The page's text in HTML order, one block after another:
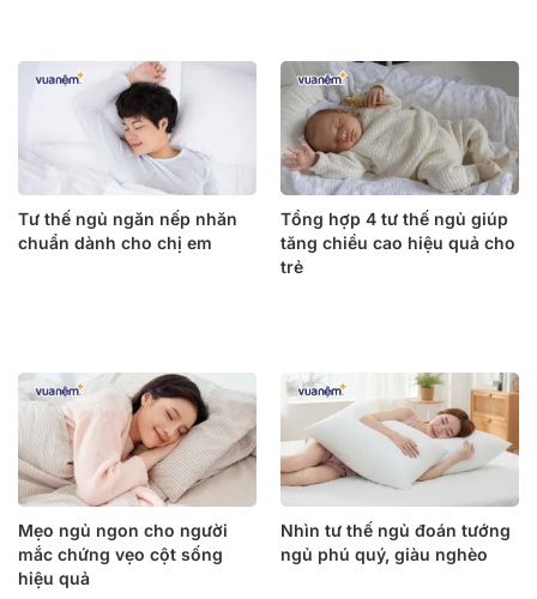
Tư thế ngủ ngăn nếp nhăn
chuẩn dành cho chị em
Tổng hợp 4 tư thế ngủ giúp
tăng chiều cao hiệu quả cho
trẻ
Mẹo ngủ ngon cho người
mắc chứng vẹo cột sống
hiệu quả
Nhìn tư thế ngủ đoán tướng
ngủ phú quý, giàu nghèo